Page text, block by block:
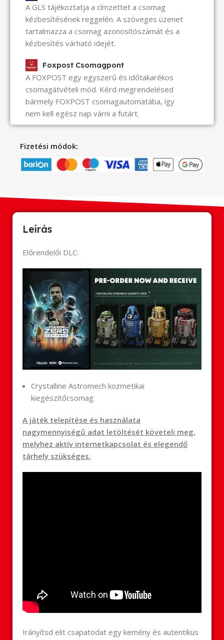
A GLS tájékoztatja a címzettet a csomag
kézbesítésének reggelén. A szöveges üzenet
tartalmazza a csomag azonosítószámát és a
kézbesítés várható idejét.
Foxpost Csomagpont
A FOXPOST egy egyszerű és időtakarékos
csomagátvételi mód. Kérd megrendelésed
bármely FOXPOST csomagautomatába, így
nem kell egész nap várni a futárt.
Fizetési módok:
Leírás
Előrendelői DLC:
Crystalline Astromech kozmetikai
kiegészítőcsomag
A játék telepítése és használata
nagymennyiségű adat letöltését követeli meg,
melyhez aktív internetkapcsolat és elegendő
tárhely szükséges.
Irányítsd elit csapatodat egy kemény és autentikus